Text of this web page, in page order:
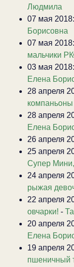
Людмила
07 мая 2018:
Борисовна
07 мая 2018:
мальчики
03 мая 2018:
Елена
28 апреля
компаньоны
28 апреля
Елена
26 апреля
25 апреля
Супер
24 апреля
рыжая
22 апреля
овчарки! -
20 апреля
Елена
19 апреля
пшеничный